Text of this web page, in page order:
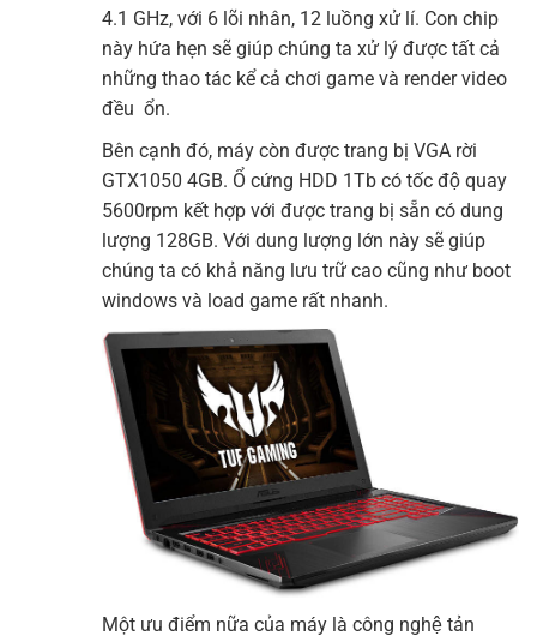
4.1 GHz, với 6 lõi nhân, 12 luồng xử lí. Con chip
này hứa hẹn sẽ giúp chúng ta xử lý được tất cả
những thao tác kể cả chơi game và render video
đều ổn.
Bên cạnh đó, máy còn được trang bị VGA rời
GTX1050 4GB. Ổ cứng HDD 1Tb có tốc độ quay
5600rpm kết hợp với được trang bị sẵn có dung
lượng 128GB. Với dung lượng lớn này sẽ giúp
chúng ta có khả năng lưu trữ cao cũng như boot
windows và load game rất nhanh.
Một ưu điểm nữa của máy là công nghệ tản